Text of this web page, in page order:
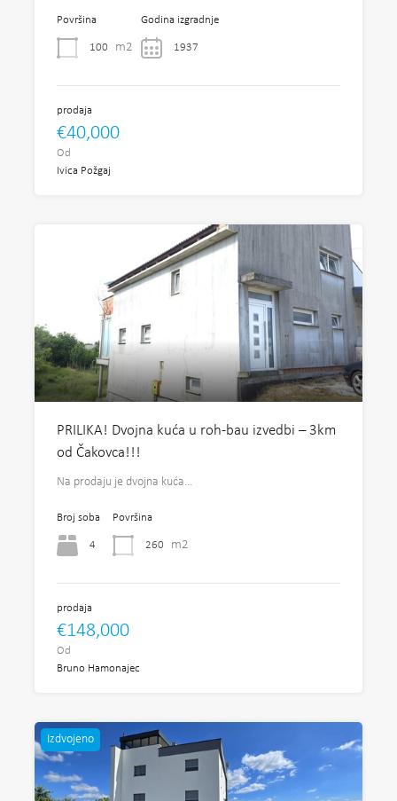
Površina
100 m2
Godina izgradnje
1937
prodaja
€40,000
Od
Ivica Požgaj
PRILIKA! Dvojna kuća u roh-bau izvedbi – 3km
od Čakovca!!!
Na prodaju je dvojna kuća…
Broj soba
4
Površina
260 m2
prodaja
€148,000
Od
Bruno Hamonajec
Izdvojeno